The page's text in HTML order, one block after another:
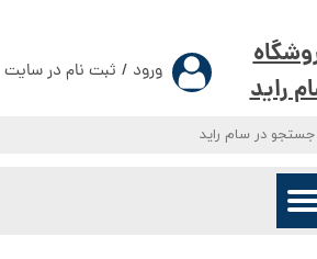
راید
ورود / ثبت نام در سایت
حساب کاربری من
تغییر گذر واژه
سفارشات
خروج از حساب کاربری